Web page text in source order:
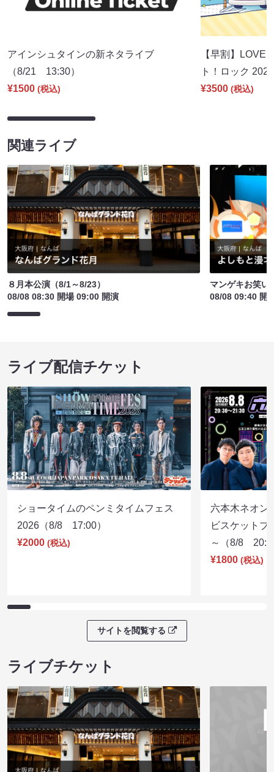
アインシュタインの新ネタライブ
（8/21 13:30）
¥1500 (税込)
【早割】LOVE
ト！ロック
¥3500 (税込)
関連ライブ
８月本公演（8/1～8/23）
08/08 08:30 開場 09:00 開演
マンゲキお笑い
08/08 09:40 開
ライブ配信チケット
ショータイムのペンミタイムフェス
2026（8/8 17:00）
¥2000 (税込)
六本木ネオン
ビスケットブ
～（8/8
¥1800 (税込)
サイトを閲覧する
ライブチケット